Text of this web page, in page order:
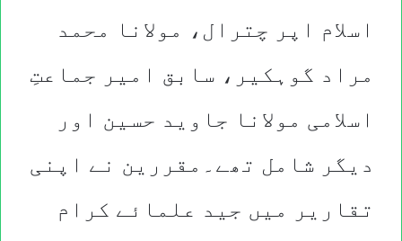
اسلام اپر چترال، مولانا محمد
مراد گوہکیر، سابق امیر جماعتِ
اسلامی مولانا جاوید حسین اور
دیگر شامل تھے۔مقررین نے اپنی
تقاریر میں جید علمائے کرام